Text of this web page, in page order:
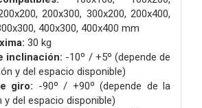
200x300, 300x200, 200x400,
400x300, 400x400 mm
30 kg
inclinación: -10º / +5º (depende de
y del espacio disponible)
giro: -90º / +90º (depende de la
y del espacio disponible)